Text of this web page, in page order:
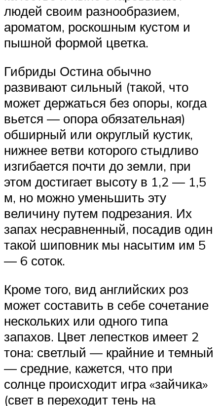
людей своим разнообразием,
ароматом, роскошным кустом и
пышной формой цветка.
Гибриды Остина обычно
развивают сильный (такой, что
может держаться без опоры, когда
вьется — опора обязательная)
обширный или округлый кустик,
нижнее ветви которого стыдливо
изгибается почти до земли, при
этом достигает высоту в 1,2 — 1,5
м, но можно уменьшить эту
величину путем подрезания. Их
запах несравненный, посадив один
такой ​​шиповник мы насытим им 5
— 6 соток.
Кроме того, вид английских роз
может составить в себе сочетание
нескольких или одного типа
запахов. Цвет лепестков имеет 2
тона: светлый — крайние и темный
— средние, кажется, что при
солнце происходит игра «зайчика»
(свет в переходит тень на